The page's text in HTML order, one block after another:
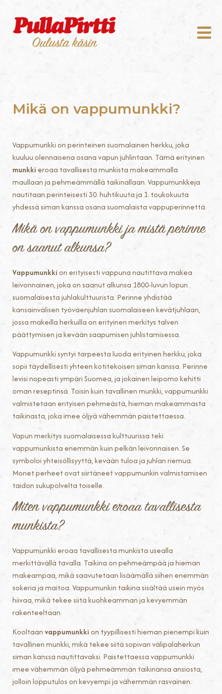
Mikä on vappumunkki?
Vappumunkki on perinteinen suomalainen herkku, joka
kuuluu olennaisena osana vapun juhlintaan. Tämä erityinen
munkki eroaa tavallisesta munkista makeammalla
maullaan ja pehmeämmällä taikinallaan. Vappumunkkeja
nautitaan perinteisesti 30. huhtikuuta ja 1. toukokuuta
yhdessä siman kanssa osana suomalaista vappuperinnettä.
Mikä on vappumunkki ja mistä perinne
on saanut alkunsa?
Vappumunkkion erityisesti vappuna nautittava makea
leivonnainen, joka on saanut alkunsa 1800-luvun lopun
suomalaisesta juhlakulttuurista. Perinne yhdistää
kansainvälisen työväenjuhlan suomalaiseen kevätjuhlaan,
jossa makeilla herkuilla on erityinen merkitys talven
päättymisen ja kevään saapumisen juhlistamisessa.
Vappumunkki syntyi tarpeesta luoda erityinen herkku, joka
sopii täydellisesti yhteen kotitekoisen siman kanssa. Perinne
levisi nopeasti ympäri Suomea, ja jokainen leipomo kehitti
oman reseptinsä. Toisin kuin tavallinen munkki, vappumunkki
valmistetaan erityisen pehmeästä, hieman makeammasta
taikinasta, joka imee öljyä vähemmän paistettaessa.
Vapun merkitys suomalaisessa kulttuurissa teki
vappumunkista enemmän kuin pelkän leivonnaisen. Se
symboloi yhteisöllisyyttä, kevään tuloa ja juhlan riemua.
Monet perheet ovat siirtäneet vappumunkin valmistamisen
taidon sukupolvelta toiselle.
Miten vappumunkki eroaa tavallisesta
munkista?
Vappumunkki eroaa tavallisesta munkista usealla
merkittävällä tavalla. Taikina on pehmeämpää ja hieman
makeampaa, mikä saavutetaan lisäämällä siihen enemmän
sokeria ja maitoa. Vappumunkin taikina sisältää usein myös
hiivaa, mikä tekee siitä kuohkeamman ja kevyemmän
rakenteeltaan.
Kooltaanvappumunkkion tyypillisesti hieman pienempi kuin
tavallinen munkki, mikä tekee siitä sopivan välipalaherkun
siman kanssa nautittavaksi. Paistettaessa vappumunkki
imee vähemmän öljyä pehmeämmän taikinansa ansiosta,
jolloin lopputulos on kevyempi ja vähemmän rasvainen.